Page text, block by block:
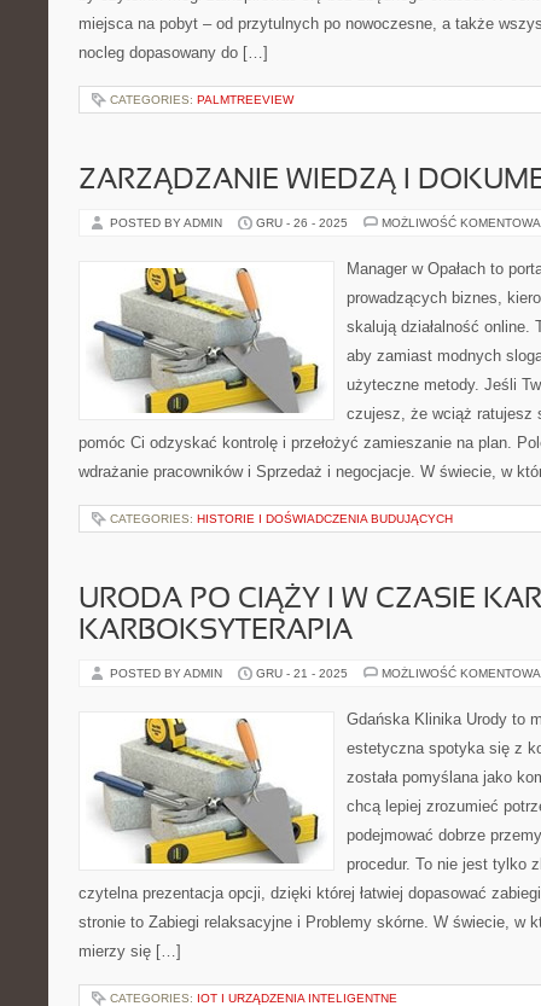
miejsca na pobyt – od przytulnych po nowoczesne, a także
nocleg dopasowany do […]
CATEGORIES: PALMTREEVIEW
ZARZĄDZANIE WIEDZĄ I
POSTED BY ADMIN GRU - 26 - 2025 MOŻLIWOŚĆ
Manager w Opałach to
prowadzących biznes,
skalują działalność online.
aby zamiast modnych
użyteczne metody. Jeśli
czujesz, że wciąż ratujesz
pomóc Ci odzyskać kontrolę i przełożyć zamieszanie na plan.
wdrażanie pracowników i Sprzedaż i negocjacje. W świecie, w
CATEGORIES: HISTORIE I DOŚWIADCZENIA BUDUJĄCYCH
URODA PO CIĄŻY I W CZASIE
KARBOKSYTERAPIA
POSTED BY ADMIN GRU - 21 - 2025 MOŻLIWOŚĆ
Gdańska Klinika Urody to
estetyczna spotyka się z
została pomyślana jako
chcą lepiej zrozumieć
podejmować dobrze
procedur. To nie jest tylko
czytelna prezentacja opcji, dzięki której łatwiej dopasować
stronie to Zabiegi relaksacyjne i Problemy skórne. W świecie, w
mierzy się […]
CATEGORIES: IOT I URZĄDZENIA INTELIGENTNE